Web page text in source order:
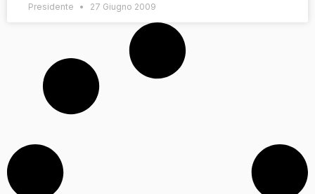
Presidente 27 Giugno 2009